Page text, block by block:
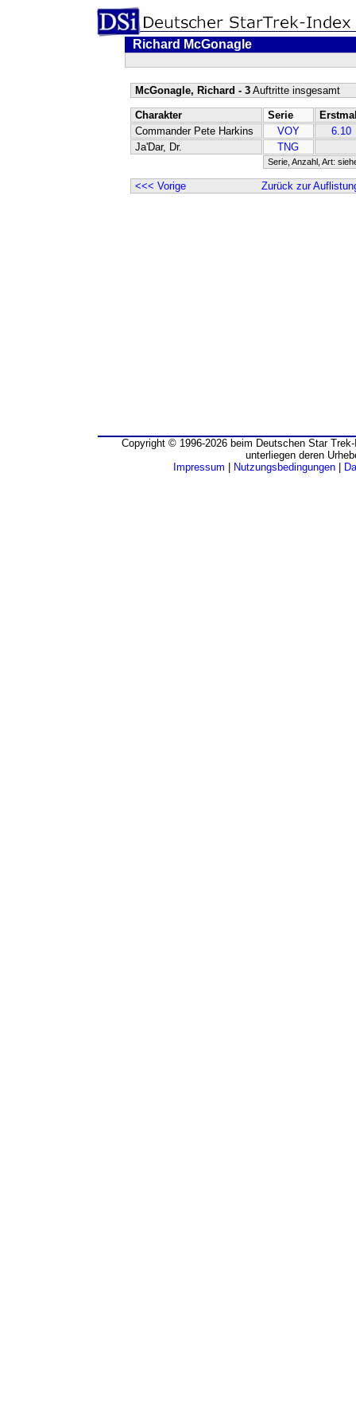
Richard McGonagle
McGonagle, Richard - 3Auftritte insgesamt
Charakter Serie
Commander Pete Harkins
VOY
6.10
Ja'Dar, Dr.
TNG
Serie, Anzahl, Art:
<<< Vorige Zurück zur
Copyright © 1996-2026 beim Deutschen Star
unterliegen deren
Impressum
Nutzungsbedingungen